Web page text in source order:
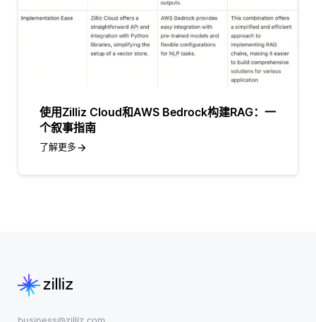
使用Zilliz Cloud和AWS Bedrock构建RAG：一
个叙事指南
了解更多